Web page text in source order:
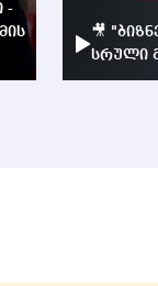
-
🎥
სრული